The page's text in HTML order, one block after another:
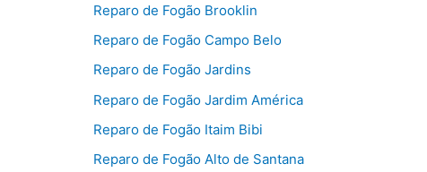
Reparo de Fogão Brooklin
Reparo de Fogão Campo Belo
Reparo de Fogão Jardins
Reparo de Fogão Jardim América
Reparo de Fogão Itaim Bibi
Reparo de Fogão Alto de Santana